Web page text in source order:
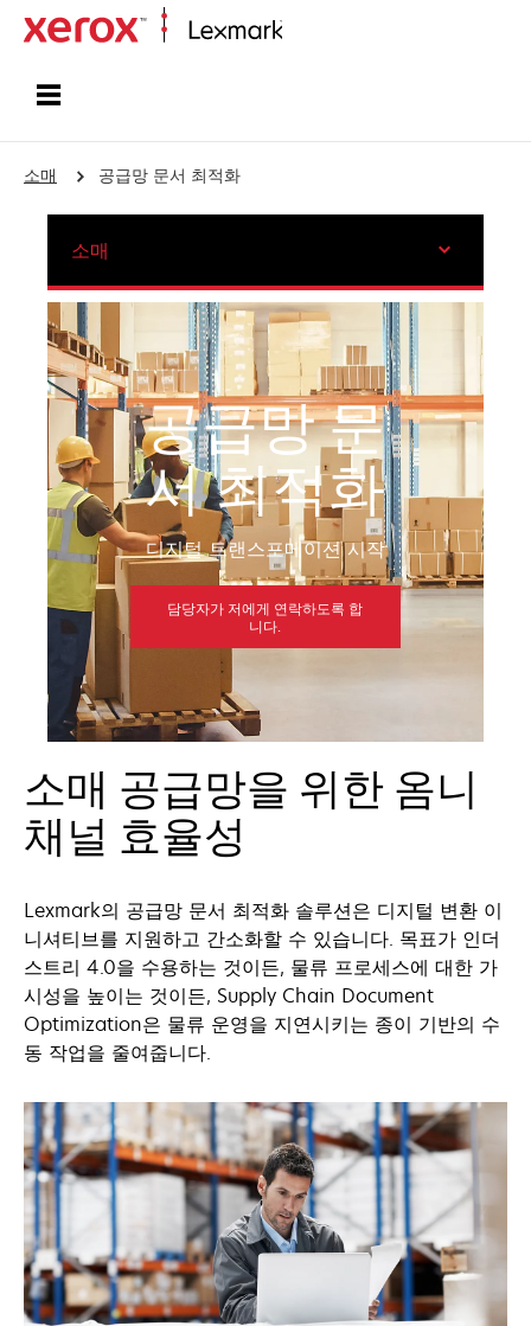
소매 공급망 문서 최적화
공급망 문
서 최적화
디지털 트랜스포메이션 시작
담당자가 저에게 연락하도록 합
니다.
소매
소매 공급망을 위한 옴니
채널 효율성
Lexmark의 공급망 문서 최적화 솔루션은 디지털 변환 이
니셔티브를 지원하고 간소화할 수 있습니다. 목표가 인더
스트리 4.0을 수용하는 것이든, 물류 프로세스에 대한 가
시성을 높이는 것이든, Supply Chain Document
Optimization은 물류 운영을 지연시키는 종이 기반의 수
동 작업을 줄여줍니다.